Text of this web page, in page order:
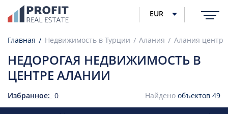
EUR
Главная Недвижимость в Турции Алания Алания центр
НЕДОРОГАЯ НЕДВИЖИМОСТЬ В
ЦЕНТРЕ АЛАНИИ
Избранное: 0 Найдено объектов 49